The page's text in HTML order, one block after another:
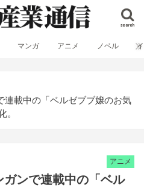
search
マンガ アニメ ノベル
連載中の「ベルゼブブ嬢のお気
。
アニメ
ンで連載中の「ベル